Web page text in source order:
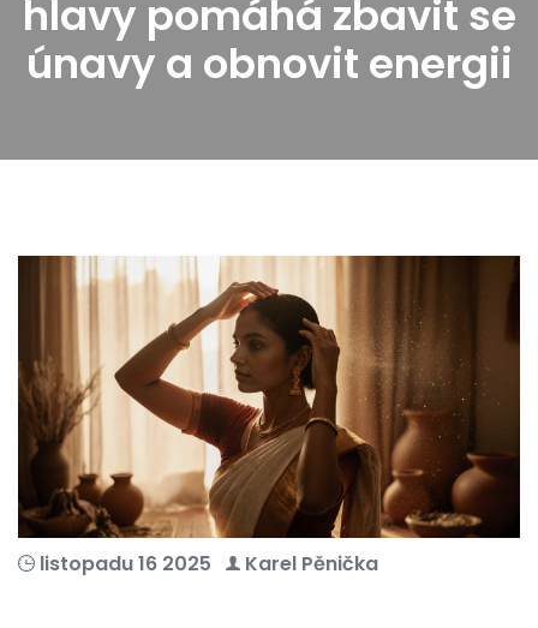
hlavy pomáhá zbavit se
únavy a obnovit energii
listopadu 16 2025 Karel Pěnička